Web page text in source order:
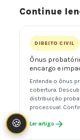
Continue
DIREITO CIVIL
Ônus
encargo e
Entenda o ônus
cobertura.
distribuição
processual.
Ler artigo
🍪